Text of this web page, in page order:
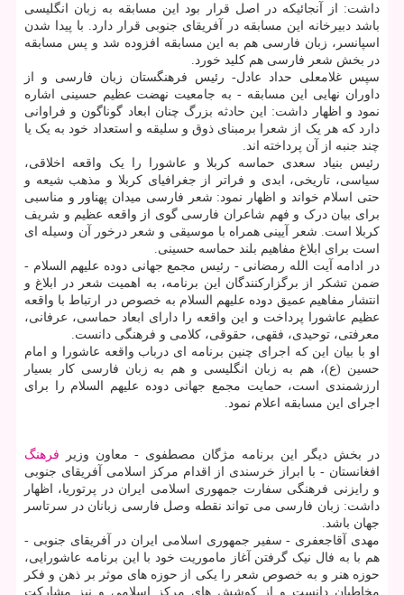
داشت: از آنجائیکه در اصل قرار بود این مسابقه به زبان انگلیسی
باشد دبیرخانه این مسابقه در آفریقای جنوبی قرار دارد. با پیدا شدن
اسپانسر، زبان فارسی هم به این مسابقه افزوده شد و پس مسابقه
در بخش شعر فارسی هم کلید خورد.
سپس غلامعلی حداد عادل- رئیس فرهنگستان زبان فارسی و از
داوران نهایی این مسابقه - به جامعیت نهضت عظیم حسینی اشاره
نمود و اظهار داشت: این حادثه بزرگ چنان ابعاد گوناگون و فراوانی
دارد که هر یک از شعرا برمبنای ذوق و سلیقه و استعداد خود به یک یا
چند جنبه از آن پرداخته اند.
رئیس بنیاد سعدی حماسه کربلا و عاشورا را یک واقعه اخلاقی،
سیاسی، تاریخی، ابدی و فراتر از جغرافیای کربلا و مذهب شیعه و
حتی اسلام خواند و اظهار نمود: شعر فارسی میدان پهناور و مناسبی
برای بیان درک و فهم شاعران فارسی گوی از واقعه عظیم و شریف
کربلا است. شعر آیینی همراه با موسیقی و شعر درخور آن وسیله ای
است برای ابلاغ مفاهیم بلند حماسه حسینی.
در ادامه آیت الله رمضانی - رئیس مجمع جهانی دوده علیهم السلام -
ضمن تشکر از برگزارکنندگان این برنامه، به اهمیت شعر در ابلاغ و
انتشار مفاهیم عمیق دوده علیهم السلام به خصوص در ارتباط با واقعه
عظیم عاشورا پرداخت و این واقعه را دارای ابعاد حماسی، عرفانی،
معرفتی، توحیدی، فقهی، حقوقی، کلامی و فرهنگی دانست.
او با بیان این که اجرای چنین برنامه ای درباب واقعه عاشورا و امام
حسین (ع)، هم به زبان انگلیسی و هم به زبان فارسی کار بسیار
ارزشمندی است، حمایت مجمع جهانی دوده علیهم السلام را برای
اجرای این مسابقه اعلام نمود.
در بخش دیگر این برنامه مژگان مصطفوی - معاون وزیر فرهنگ
افغانستان - با ابراز خرسندی از اقدام مرکز اسلامی آفریقای جنوبی
و رایزنی فرهنگی سفارت جمهوری اسلامی ایران در پرتوریا، اظهار
داشت: زبان فارسی می تواند نقطه وصل فارسی زبانان در سرتاسر
جهان باشد.
مهدی آقاجعفری - سفیر جمهوری اسلامی ایران در آفریقای جنوبی -
هم با به فال نیک گرفتن آغاز ماموریت خود با این برنامه عاشورایی،
حوزه هنر و به خصوص شعر را یکی از حوزه های موثر بر ذهن و فکر
مخاطبان دانست و از کوشش های مرکز اسلامی و نیز مشارکت